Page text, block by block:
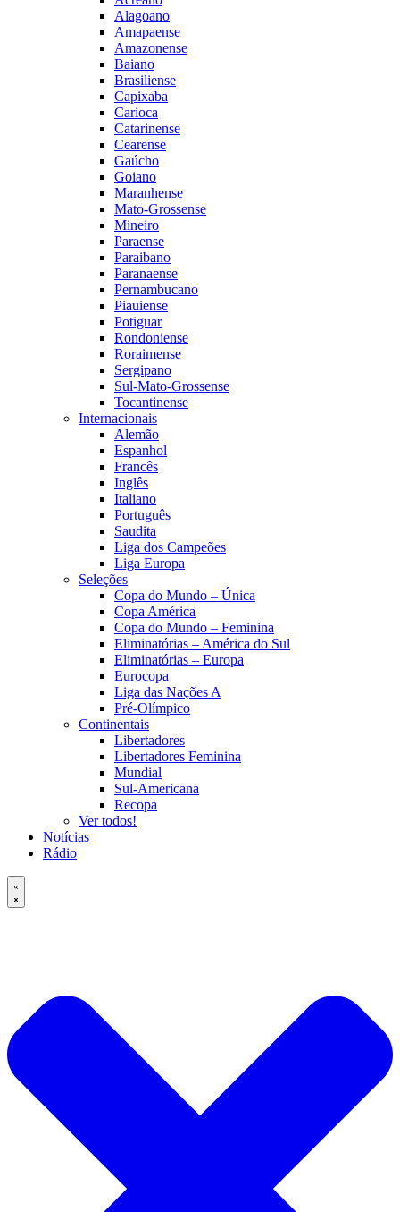
Alagoano
Amapaense
Amazonense
Baiano
Brasiliense
Capixaba
Carioca
Catarinense
Cearense
Gaúcho
Goiano
Maranhense
Mato-Grossense
Mineiro
Paraense
Paraibano
Paranaense
Pernambucano
Piauiense
Potiguar
Rondoniense
Roraimense
Sergipano
Sul-Mato-Grossense
Tocantinense
Internacionais
Alemão
Espanhol
Francês
Inglês
Italiano
Português
Saudita
Liga dos Campeões
Liga Europa
Seleções
Copa do Mundo – Única
Copa América
Copa do Mundo – Feminina
Eliminatórias – América do Sul
Eliminatórias – Europa
Eurocopa
Liga das Nações A
Pré-Olímpico
Continentais
Libertadores
Libertadores Feminina
Mundial
Sul-Americana
Recopa
Ver todos!
Notícias
Rádio